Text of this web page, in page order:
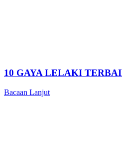
10 GAYA LELAKI
Bacaan Lanjut